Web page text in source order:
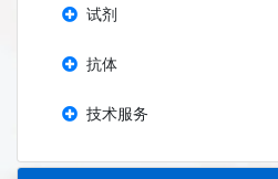
试剂
抗体
技术服务